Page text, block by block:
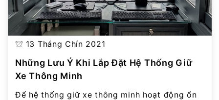
13 Tháng Chín 2021
Những Lưu Ý Khi Lắp Đặt Hệ Thống Giữ
Xe Thông Minh
Để hệ thống giữ xe thông minh hoạt động ổn